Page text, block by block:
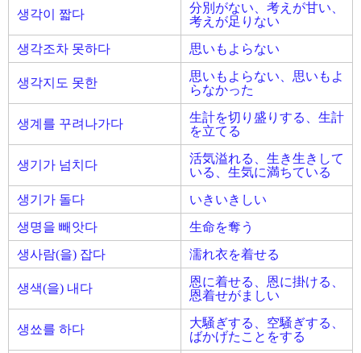
생각이 짧다
分別がない、考えが甘い、
考えが足りない
생각조차 못하다
思いもよらない
생각지도 못한
思いもよらない、思いもよ
らなかった
생계를 꾸려나가다
生計を切り盛りする、生計
を立てる
생기가 넘치다
活気溢れる、生き生きして
いる、生気に満ちている
생기가 돌다
いきいきしい
생명을 빼앗다
生命を奪う
생사람(을) 잡다
濡れ衣を着せる
생색(을) 내다
恩に着せる、恩に掛ける、
恩着せがましい
생쑈를 하다
大騒ぎする、空騒ぎする、
ばかげたことをする